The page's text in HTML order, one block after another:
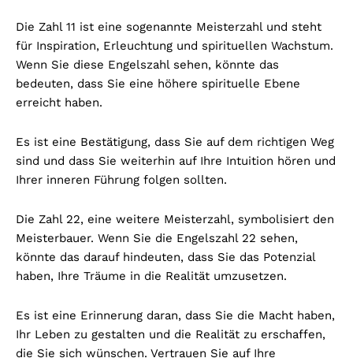
Die Zahl 11 ist eine sogenannte Meisterzahl und steht
für Inspiration, Erleuchtung und spirituellen Wachstum.
Wenn Sie diese Engelszahl sehen, könnte das
bedeuten, dass Sie eine höhere spirituelle Ebene
erreicht haben.
Es ist eine Bestätigung, dass Sie auf dem richtigen Weg
sind und dass Sie weiterhin auf Ihre Intuition hören und
Ihrer inneren Führung folgen sollten.
Die Zahl 22, eine weitere Meisterzahl, symbolisiert den
Meisterbauer. Wenn Sie die Engelszahl 22 sehen,
könnte das darauf hindeuten, dass Sie das Potenzial
haben, Ihre Träume in die Realität umzusetzen.
Es ist eine Erinnerung daran, dass Sie die Macht haben,
Ihr Leben zu gestalten und die Realität zu erschaffen,
die Sie sich wünschen. Vertrauen Sie auf Ihre